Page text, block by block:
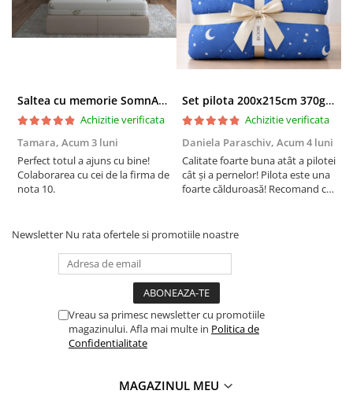
Saltea cu memorie SomnART XXL Memory Plus 160x190, înălțime 25cm, pentru persoane supraponderale, husă Aloe Vera detașabilă, rulată, fermitate mare
Achizitie verificata
Tamara, Acum 3 luni
Perfect totul a ajuns cu bine!
Colaborarea cu cei de la firma de
nota 10.
Set pilota 200x215cm 370g cu 2 perne 50x70,albastru- PLT36
Achizitie verificata
Daniela Paraschiv, Acum 4 luni
Calitate foarte buna atât a pilotei
cât și a pernelor! Pilota este una
foarte călduroasă! Recomand cu
Newsletter Nu rata ofertele si promotiile noastre
Vreau sa primesc newsletter cu promotiile
magazinului. Afla mai multe in Politica de
Confidentialitate
MAGAZINUL MEU